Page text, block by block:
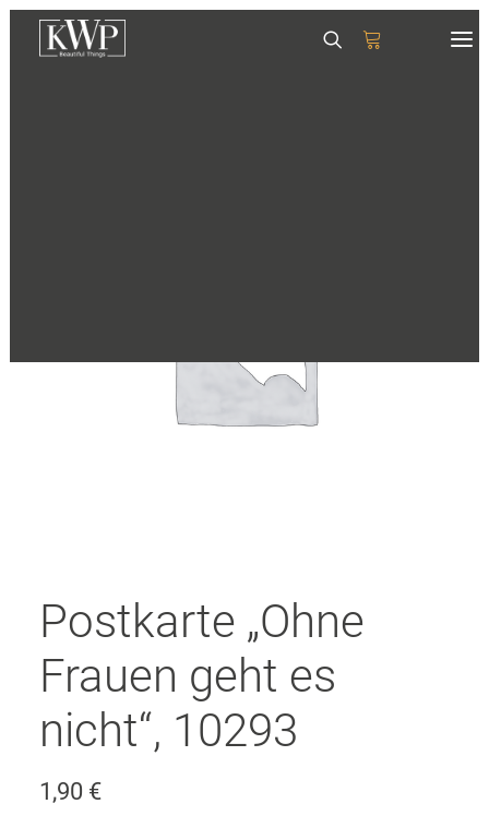
Postkarte „Ohne
Frauen geht es
nicht“, 10293
1,90 €